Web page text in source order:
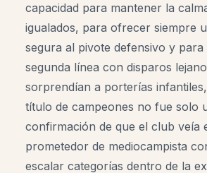
capacidad para mantener la
igualados, para ofrecer siempre
segura al pivote defensivo y
segunda línea con disparos
sorprendían a porterías
título de campeones no fue solo
confirmación de que el club veía
prometedor de mediocampista
escalar categorías dentro de la